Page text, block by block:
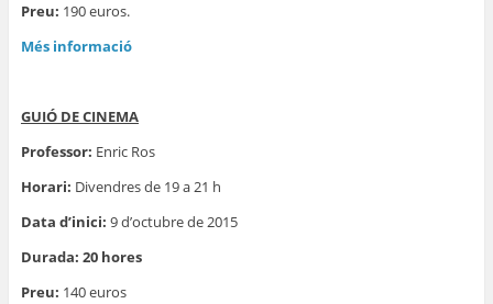
Preu: 190 euros.
Més informació
GUIÓ DE CINEMA
Professor: Enric Ros
Horari: Divendres de 19 a 21 h
Data d’inici: 9 d’octubre de 2015
Durada: 20 hores
Preu: 140 euros